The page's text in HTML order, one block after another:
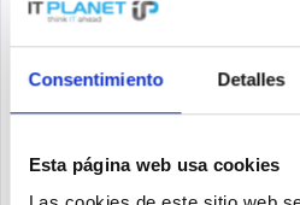
Consentimiento Detalles
Esta página web usa cookies
Precio a